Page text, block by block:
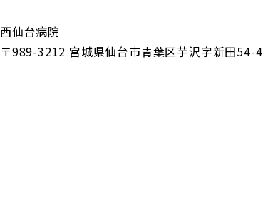
西仙台病院
〒989-3212 宮城県仙台市青葉区芋沢字新田54-4